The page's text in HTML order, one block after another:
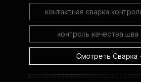
контактная сварка
контроль качества шва
Смотреть Сварка